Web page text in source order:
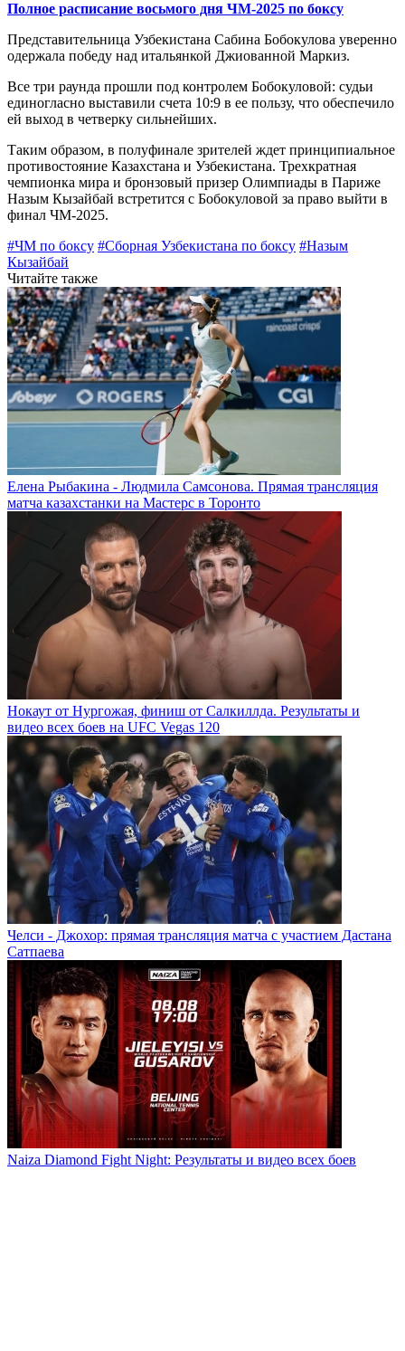
Полное расписание восьмого дня ЧМ-2025 по боксу
Представительница Узбекистана Сабина Бобокулова уверенно
одержала победу над итальянкой Джиованной Маркиз.
Все три раунда прошли под контролем Бобокуловой: судьи
единогласно выставили счета 10:9 в ее пользу, что обеспечило
ей выход в четверку сильнейших.
Таким образом, в полуфинале зрителей ждет принципиальное
противостояние Казахстана и Узбекистана. Трехкратная
чемпионка мира и бронзовый призер Олимпиады в Париже
Назым Кызайбай встретится с Бобокуловой за право выйти в
финал ЧМ-2025.
#ЧМ по боксу #Сборная Узбекистана по боксу #Назым
Кызайбай
Читайте также
Елена Рыбакина - Людмила Самсонова. Прямая трансляция
матча казахстанки на Мастерс в Торонто
Нокаут от Нургожая, финиш от Салкиллда. Результаты и
видео всех боев на UFC Vegas 120
Челси - Джохор: прямая трансляция матча с участием Дастана
Сатпаева
Naiza Diamond Fight Night: Результаты и видео всех боев